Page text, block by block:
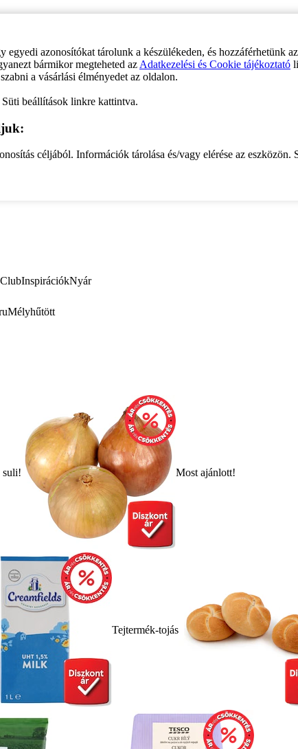
azonosítókat tárolunk a készülékeden, és hozzáférhetünk
bármikor megteheted az Adatkezelési és Cookie tájékoztató
a vásárlási élményedet az oldalon.
beállítások linkre kattintva.
céljából. Információk tárolása és/vagy elérése az eszközön.
InspirációkNyár
Mélyhűtött
suli! Most ajánlott!
Tejtermék-tojás